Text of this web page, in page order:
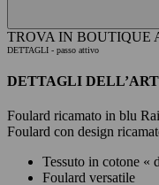
TROVA IN BOUTIQUE
DETTAGLI - passo attivo
DETTAGLI
Foulard ricamato in blu
Foulard con design
Tessuto in cotone «
Foulard versatile